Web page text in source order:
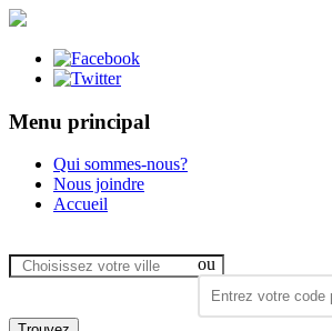
Menu principal
Qui sommes-nous?
Nous joindre
Accueil
ou